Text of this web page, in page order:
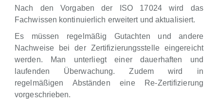
Nach den Vorgaben der ISO 17024 wird das
Fachwissen kontinuierlich erweitert und aktualisiert.
Es müssen regelmäßig Gutachten und andere
Nachweise bei der Zertifizierungsstelle eingereicht
werden. Man unterliegt einer dauerhaften und
laufenden Überwachung. Zudem wird in
regelmäßigen Abständen eine Re-Zertifizierung
vorgeschrieben.